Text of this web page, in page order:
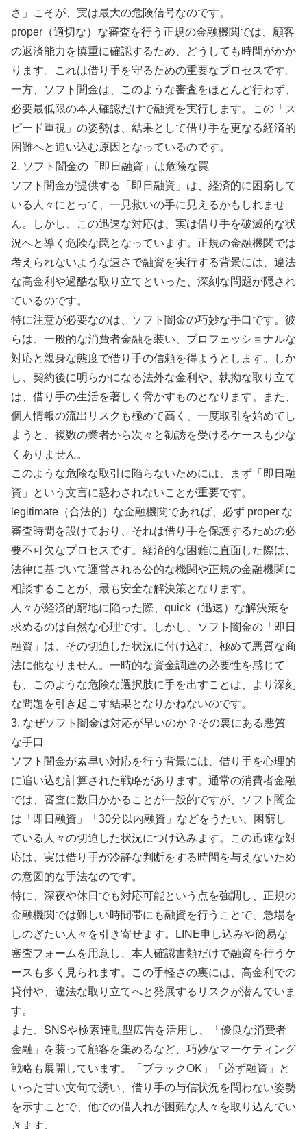
さ」こそが、実は最大の危険信号なのです。
proper（適切な）な審査を行う正規の金融機関では、顧客
の返済能力を慎重に確認するため、どうしても時間がかか
ります。これは借り手を守るための重要なプロセスです。
一方、ソフト闇金は、このような審査をほとんど行わず、
必要最低限の本人確認だけで融資を実行します。この「ス
ピード重視」の姿勢は、結果として借り手を更なる経済的
困難へと追い込む原因となっているのです。
2. ソフト闇金の「即日融資」は危険な罠
ソフト闇金が提供する「即日融資」は、経済的に困窮して
いる人々にとって、一見救いの手に見えるかもしれませ
ん。しかし、この迅速な対応は、実は借り手を破滅的な状
況へと導く危険な罠となっています。正規の金融機関では
考えられないような速さで融資を実行する背景には、違法
な高金利や過酷な取り立てといった、深刻な問題が隠され
ているのです。
特に注意が必要なのは、ソフト闇金の巧妙な手口です。彼
らは、一般的な消費者金融を装い、プロフェッショナルな
対応と親身な態度で借り手の信頼を得ようとします。しか
し、契約後に明らかになる法外な金利や、執拗な取り立て
は、借り手の生活を著しく脅かすものとなります。また、
個人情報の流出リスクも極めて高く、一度取引を始めてし
まうと、複数の業者から次々と勧誘を受けるケースも少な
くありません。
このような危険な取引に陥らないためには、まず「即日融
資」という文言に惑わされないことが重要です。
legitimate（合法的）な金融機関であれば、必ず proper な
審査時間を設けており、それは借り手を保護するための必
要不可欠なプロセスです。経済的な困難に直面した際は、
法律に基づいて運営される公的な機関や正規の金融機関に
相談することが、最も安全な解決策となります。
人々が経済的窮地に陥った際、quick（迅速）な解決策を
求めるのは自然な心理です。しかし、ソフト闇金の「即日
融資」は、その切迫した状況に付け込む、極めて悪質な商
法に他なりません。一時的な資金調達の必要性を感じて
も、このような危険な選択肢に手を出すことは、より深刻
な問題を引き起こす結果となりかねないのです。
3. なぜソフト闇金は対応が早いのか？その裏にある悪質
な手口
ソフト闇金が素早い対応を行う背景には、借り手を心理的
に追い込む計算された戦略があります。通常の消費者金融
では、審査に数日かかることが一般的ですが、ソフト闇金
は「即日融資」「30分以内融資」などをうたい、困窮し
ている人々の切迫した状況につけ込みます。この迅速な対
応は、実は借り手が冷静な判断をする時間を与えないため
の意図的な手法なのです。
特に、深夜や休日でも対応可能という点を強調し、正規の
金融機関では難しい時間帯にも融資を行うことで、急場を
しのぎたい人々を引き寄せます。LINE申し込みや簡易な
審査フォームを用意し、本人確認書類だけで融資を行うケ
ースも多く見られます。この手軽さの裏には、高金利での
貸付や、違法な取り立てへと発展するリスクが潜んでいま
す。
また、SNSや検索連動型広告を活用し、「優良な消費者
金融」を装って顧客を集めるなど、巧妙なマーケティング
戦略も展開しています。「ブラックOK」「必ず融資」と
いった甘い文句で誘い、借り手の与信状況を問わない姿勢
を示すことで、他での借入れが困難な人々を取り込んでい
きます。